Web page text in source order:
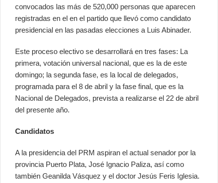
convocados las más de 520,000 personas que aparecen
registradas en el en el partido que llevó como candidato
presidencial en las pasadas elecciones a Luis Abinader.
Este proceso electivo se desarrollará en tres fases: La
primera, votación universal nacional, que es la de este
domingo; la segunda fase, es la local de delegados,
programada para el 8 de abril y la fase final, que es la
Nacional de Delegados, prevista a realizarse el 22 de abril
del presente año.
Candidatos
A la presidencia del PRM aspiran el actual senador por la
provincia Puerto Plata, José Ignacio Paliza, así como
también Geanilda Vásquez y el doctor Jesús Feris Iglesia.